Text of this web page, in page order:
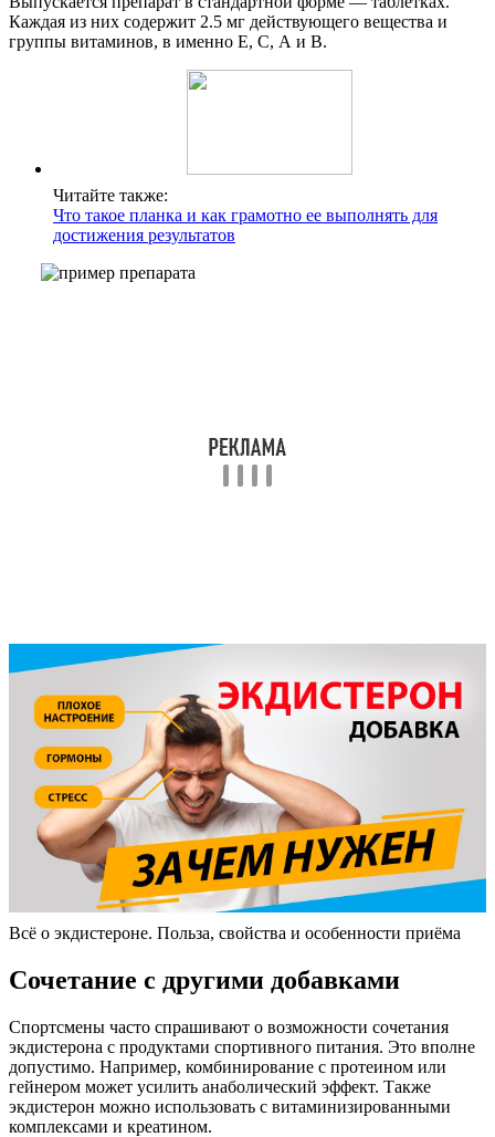
Каждая из них содержит 2.5 мг действующего вещества и
группы витаминов, в именно Е, С, А и В.
Читайте также:
Что такое планка и как грамотно ее выполнять для
достижения результатов
Всё о экдистероне. Польза, свойства и особенности приёма
Сочетание с другими добавками
Спортсмены часто спрашивают о возможности сочетания
экдистерона с продуктами спортивного питания. Это вполне
допустимо. Например, комбинирование с протеином или
гейнером может усилить анаболический эффект. Также
экдистерон можно использовать с витаминизированными
комплексами и креатином.